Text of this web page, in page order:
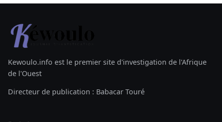
Kewoulo.info est le premier site d'investigation de l'Afrique
de l'Ouest
Directeur de publication : Babacar Touré